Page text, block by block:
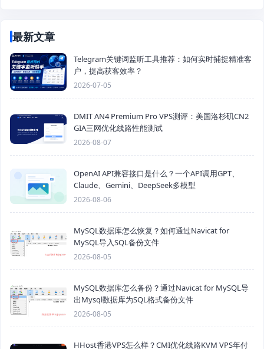
最新文章
Telegram关键词监听工具推荐：如何实时捕捉精准客
户，提高获客效率？
2026-07-05
DMIT AN4 Premium Pro VPS测评：美国洛杉矶CN2
GIA三网优化线路性能测试
2026-08-07
OpenAI API兼容接口是什么？一个API调用GPT、
Claude、Gemini、DeepSeek多模型
2026-08-06
MySQL数据库怎么恢复？如何通过Navicat for
MySQL导入SQL备份文件
2026-08-05
MySQL数据库怎么备份？通过Navicat for MySQL导
出Mysql数据库为SQL格式备份文件
2026-08-05
HHost香港VPS怎么样？CMI优化线路KVM VPS年付